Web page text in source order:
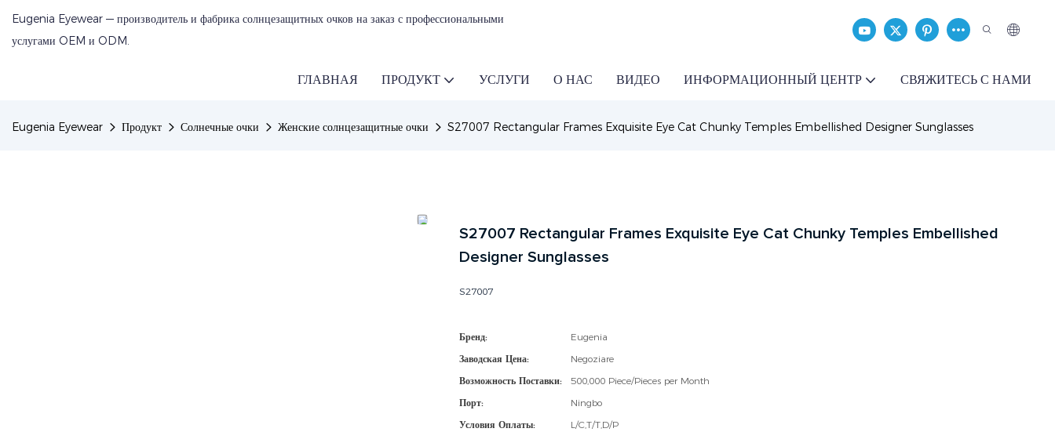
Eugenia Eyewear — производитель и фабрика солнцезащитных очков на заказ с профессиональными
услугами OEM и ODM.
ГЛАВНАЯ ПРОДУКТ УСЛУГИ О НАС ВИДЕО ИНФОРМАЦИОННЫЙ ЦЕНТР СВЯЖИТЕСЬ С НАМИ
Eugenia Eyewear Продукт Солнечные очки Женские солнцезащитные очки S27007 Rectangular Frames Exquisite Eye Cat Chunky Temples Embellished Designer Sunglasses
S27007 Rectangular Frames Exquisite Eye Cat Chunky Temples Embellished
Designer Sunglasses
S27007
Бренд:
Eugenia
Заводская Цена:
Negoziare
Возможность Поставки:
500,000 Piece/Pieces per Month
Порт:
Ningbo
Условия Оплаты:
L/C,T/T,D/P